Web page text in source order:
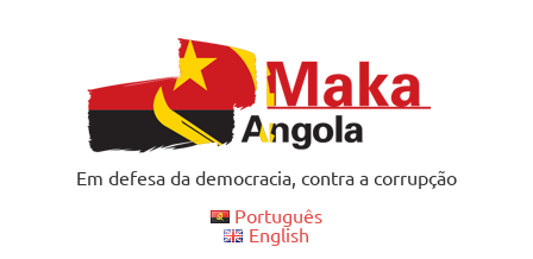
Em defesa da democracia, contra a corrupção
Português
English